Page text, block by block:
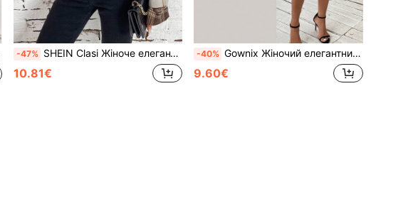
-47% SHEIN Clasi Жіноче елегантне пальто в клітинку з рукавами кольору хакі, коротке
10.81€
-40% Gownix Жіночий елегантний обтислий сукня у чорно-білу клітинку та короткий піджак із напівдовгими рукавами, комплект із 2 предметів для літа та офісу, візерунок <<гусячий крок», довжина до колін, вуличний стиль
9.60€